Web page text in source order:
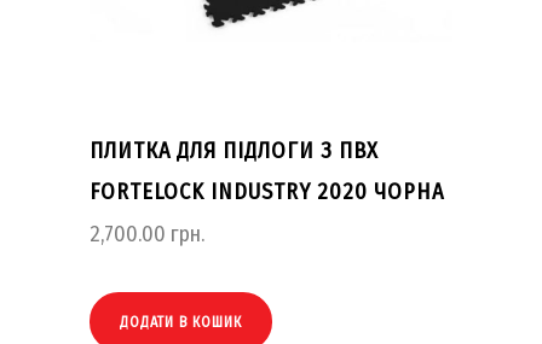
ПЛИТКА ДЛЯ ПІДЛОГИ З ПВХ
FORTELOCK INDUSTRY 2020 ЧОРНА
2,700.00 грн.
ДОДАТИ В КОШИК